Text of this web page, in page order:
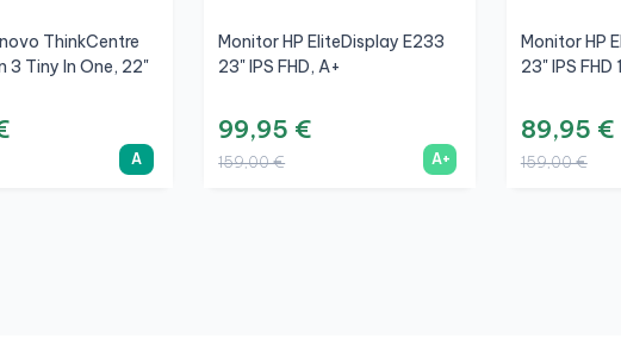
ThinkCentre
3 Tiny In One, 22"
A
Monitor HP EliteDisplay E233
23" IPS FHD, A+
99,95 €
159,00 € A+
Monitor HP
23" IPS
89,95 €
159,00 €